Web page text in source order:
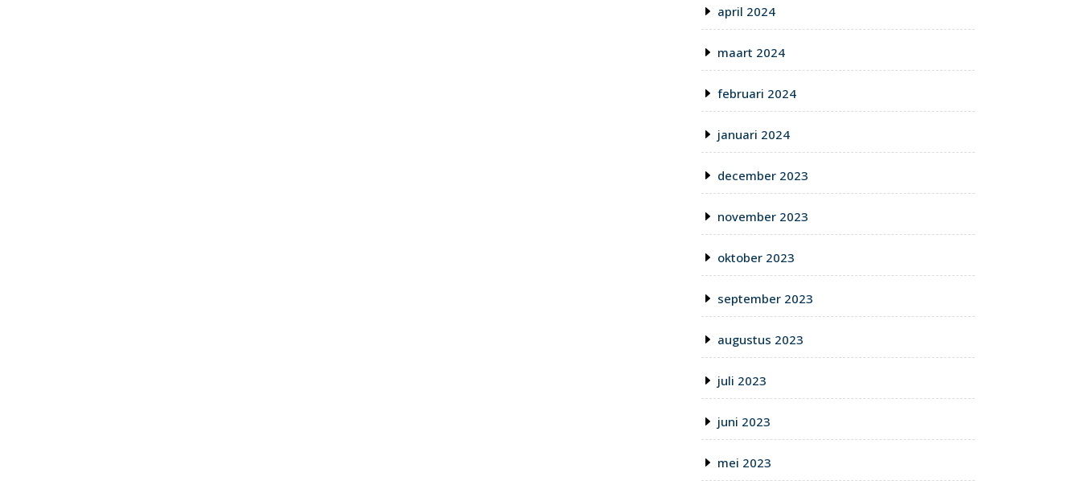
april 2024
maart 2024
februari 2024
januari 2024
december 2023
november 2023
oktober 2023
september 2023
augustus 2023
juli 2023
juni 2023
mei 2023